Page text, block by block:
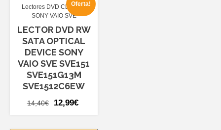
27,60€.
23,99€.
Oferta!
Lectores DVD CD RW
SONY VAIO SVE
LECTOR DVD RW
SATA OPTICAL
DEVICE SONY
VAIO SVE SVE151
SVE151G13M
SVE1512C6EW
14,40€
El
12,99€